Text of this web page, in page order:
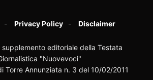
Privacy Policy Disclaimer
supplemento editoriale della Testata
"Nuovevoci"
Torre Annunziata n. 3 del 10/02/2011